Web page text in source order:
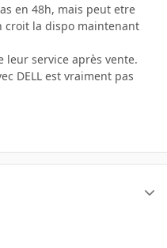
en 48h, mais peut etre
croit la dispo maintenant
leur service après vente.
DELL est vraiment pas